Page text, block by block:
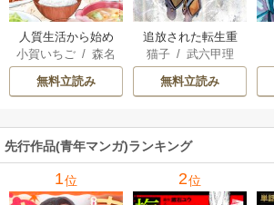
人質生活から始め
るスローライフ
小賀いちご /森名
尚
無料立読み
追放された転生重
騎士はゲーム知識
で無双する
猫子/ 武六甲理
/じゃいあん
無料立読み
先行作品(青年マンガ)ランキング
1位 2位